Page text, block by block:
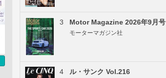
3 Motor Magazine 2026年9月号
モーターマガジン社
4 ル・サンク Vol.216